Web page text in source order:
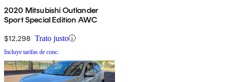
2020 Mitsubishi Outlander
Sport Special Edition AWC
$12,298 Trato justo
Incluye tarifas de conc.